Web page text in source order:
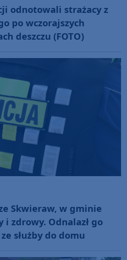
odnotowali strażacy z
po wczorajszych
deszczu (FOTO)
Skwieraw, w gminie
i zdrowy. Odnalazł go
służby do domu